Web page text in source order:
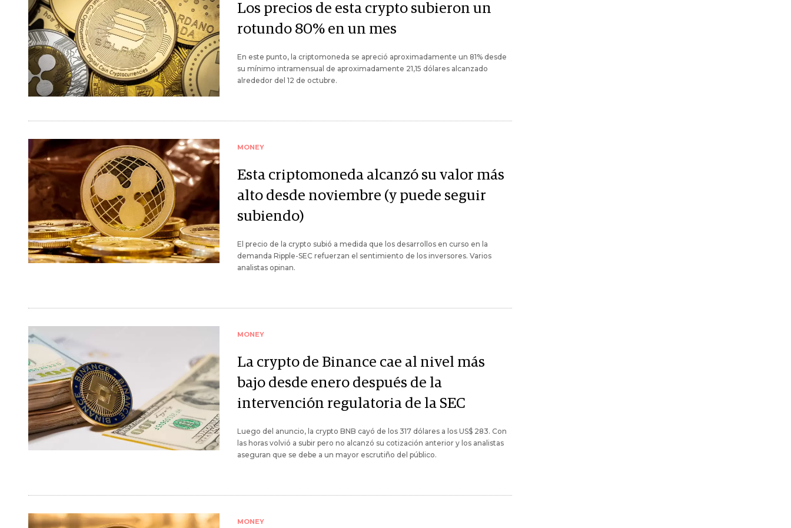
Los precios de esta crypto subieron un
rotundo 80% en un mes
En este punto, la criptomoneda se apreció aproximadamente un 81% desde
su mínimo intramensual de aproximadamente 21,15 dólares alcanzado
alrededor del 12 de octubre.
MONEY
Esta criptomoneda alcanzó su valor más
alto desde noviembre (y puede seguir
subiendo)
El precio de la crypto subió a medida que los desarrollos en curso en la
demanda Ripple-SEC refuerzan el sentimiento de los inversores. Varios
analistas opinan.
MONEY
La crypto de Binance cae al nivel más
bajo desde enero después de la
intervención regulatoria de la SEC
Luego del anuncio, la crypto BNB cayó de los 317 dólares a los US$ 283. Con
las horas volvió a subir pero no alcanzó su cotización anterior y los analistas
aseguran que se debe a un mayor escrutiño del público.
MONEY